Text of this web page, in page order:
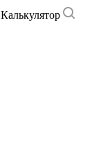
Калькулятор